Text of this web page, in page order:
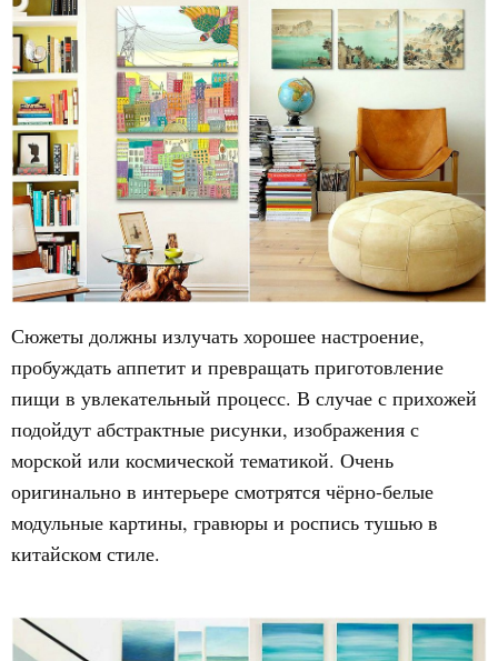
Сюжеты должны излучать хорошее настроение,
пробуждать аппетит и превращать приготовление
пищи в увлекательный процесс. В случае с прихожей
подойдут абстрактные рисунки, изображения с
морской или космической тематикой. Очень
оригинально в интерьере смотрятся чёрно-белые
модульные картины, гравюры и роспись тушью в
китайском стиле.